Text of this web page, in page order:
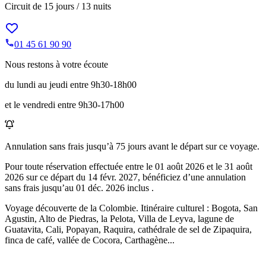
Circuit de 15 jours / 13 nuits
01 45 61 90 90
Nous restons à votre écoute
du lundi au jeudi entre 9h30-18h00
et le vendredi entre 9h30-17h00
Annulation sans frais jusqu’à 75 jours avant le départ sur ce voyage.
Pour toute réservation effectuée entre le 01 août 2026 et le 31 août
2026 sur ce départ du 14 févr. 2027, bénéficiez d’une annulation
sans frais jusqu’au 01 déc. 2026 inclus .
Voyage découverte de la Colombie. Itinéraire culturel : Bogota, San
Agustin, Alto de Piedras, la Pelota, Villa de Leyva, lagune de
Guatavita, Cali, Popayan, Raquira, cathédrale de sel de Zipaquira,
finca de café, vallée de Cocora, Carthagène...